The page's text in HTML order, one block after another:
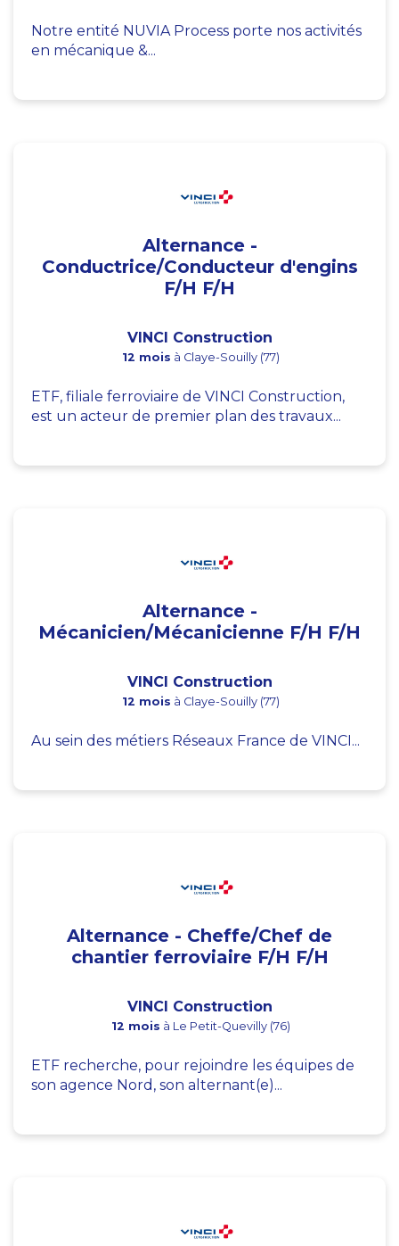
Notre entité NUVIA Process porte nos activités
en mécanique &...
Alternance -
Conductrice/Conducteur d'engins
F/H F/H
VINCI Construction
12 mois à Claye-Souilly (77)
ETF, filiale ferroviaire de VINCI Construction,
est un acteur de premier plan des travaux...
Alternance -
Mécanicien/Mécanicienne F/H F/H
VINCI Construction
12 mois à Claye-Souilly (77)
Au sein des métiers Réseaux France de VINCI...
Alternance - Cheffe/Chef de
chantier ferroviaire F/H F/H
VINCI Construction
12 mois à Le Petit-Quevilly (76)
ETF recherche, pour rejoindre les équipes de
son agence Nord, son alternant(e)...